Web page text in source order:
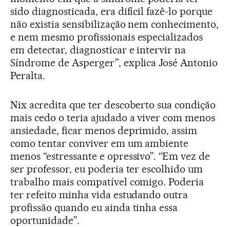
sido diagnosticada, era difícil fazê-lo porque
não existia sensibilização nem conhecimento,
e nem mesmo profissionais especializados
em detectar, diagnosticar e intervir na
Síndrome de Asperger”, explica José Antonio
Peralta.
Nix acredita que ter descoberto sua condição
mais cedo o teria ajudado a viver com menos
ansiedade, ficar menos deprimido, assim
como tentar conviver em um ambiente
menos “estressante e opressivo”. “Em vez de
ser professor, eu poderia ter escolhido um
trabalho mais compatível comigo. Poderia
ter refeito minha vida estudando outra
profissão quando eu ainda tinha essa
oportunidade”.